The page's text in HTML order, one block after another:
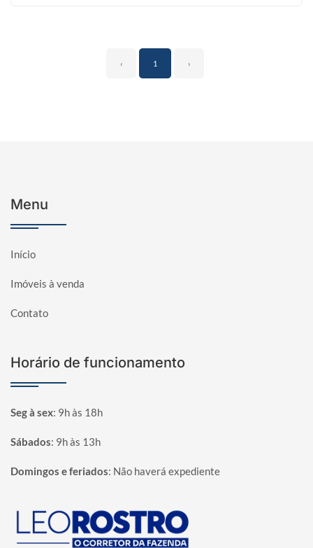
‹ 1 ›
Menu
Início
Imóveis à venda
Contato
Horário de funcionamento
Seg à sex: 9h às 18h
Sábados: 9h às 13h
Domingos e feriados: Não haverá expediente
Página inicial